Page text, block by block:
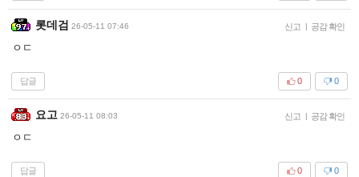
롯데검 26-05-11 07:46 신고 | 공감 확인
ㅇㄷ
답글 0
0
요고 26-05-11 08:03 신고 | 공감 확인
ㅇㄷ
답글 0
0